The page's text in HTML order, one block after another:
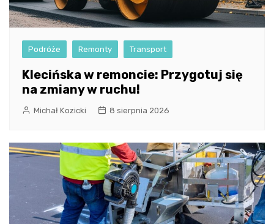
Podróże Remonty Transport
Klecińska w remoncie: Przygotuj się
na zmiany w ruchu!
Michał Kozicki 8 sierpnia 2026